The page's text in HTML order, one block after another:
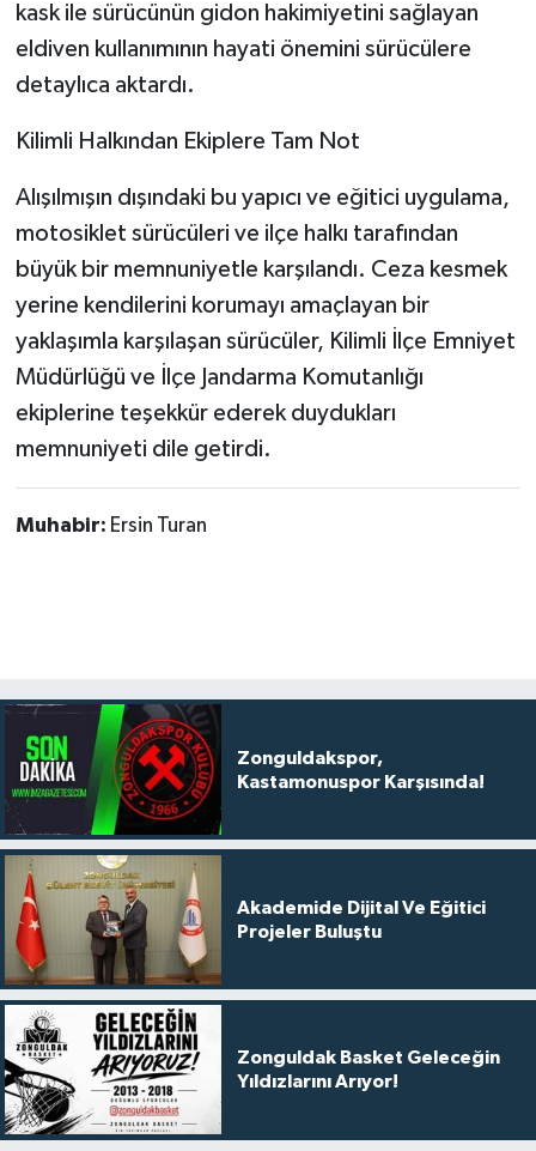
kask ile sürücünün gidon hakimiyetini sağlayan
eldiven kullanımının hayati önemini sürücülere
detaylıca aktardı.
​Kilimli Halkından Ekiplere Tam Not
​Alışılmışın dışındaki bu yapıcı ve eğitici uygulama,
motosiklet sürücüleri ve ilçe halkı tarafından
büyük bir memnuniyetle karşılandı. Ceza kesmek
yerine kendilerini korumayı amaçlayan bir
yaklaşımla karşılaşan sürücüler, Kilimli İlçe Emniyet
Müdürlüğü ve İlçe Jandarma Komutanlığı
ekiplerine teşekkür ederek duydukları
memnuniyeti dile getirdi.
Muhabir: Ersin Turan
Zonguldakspor,
Kastamonuspor Karşısında!
Akademide Dijital Ve Eğitici
Projeler Buluştu
Zonguldak Basket Geleceğin
Yıldızlarını Arıyor!